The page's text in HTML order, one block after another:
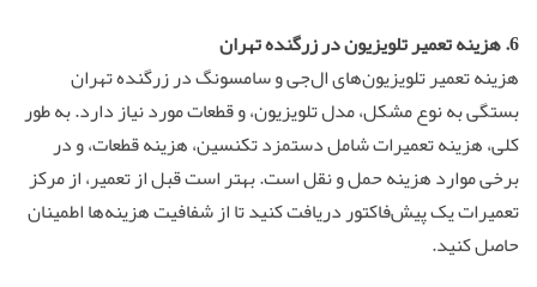
6. هزینه تعمیر تلویزیوندر زرگنده تهران
هزینه تعمیر تلویزیون‌های ال‌جی و سامسونگ در زرگنده تهران
بستگی به نوع مشکل، مدل تلویزیون، و قطعات مورد نیاز دارد. به طور
کلی، هزینه تعمیرات شامل دستمزد تکنسین، هزینه قطعات، و در
برخی موارد هزینه حمل و نقل است. بهتر است قبل از تعمیر، از مرکز
تعمیرات یک پیش‌فاکتور دریافت کنید تا از شفافیت هزینه‌ها اطمینان
حاصل کنید.